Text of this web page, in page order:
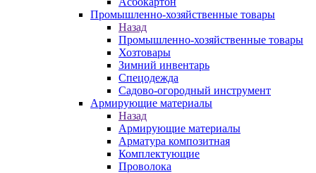
Промышленно-хозяйственные товары
Назад
Промышленно-хозяйственные товары
Хозтовары
Зимний инвентарь
Спецодежда
Садово-огородный инструмент
Армирующие материалы
Назад
Армирующие материалы
Арматура композитная
Комплектующие
Проволока